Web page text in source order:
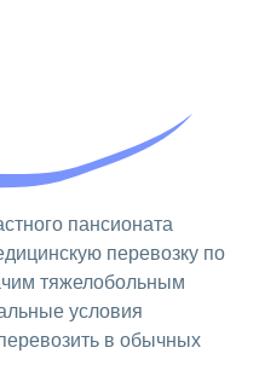
пансионата
перевозку по
тяжелобольным
условия
в обычных